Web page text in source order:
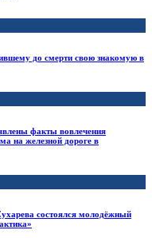
до смерти свою знакомую в
факты вовлечения
на железной дороге в
состоялся молодёжный